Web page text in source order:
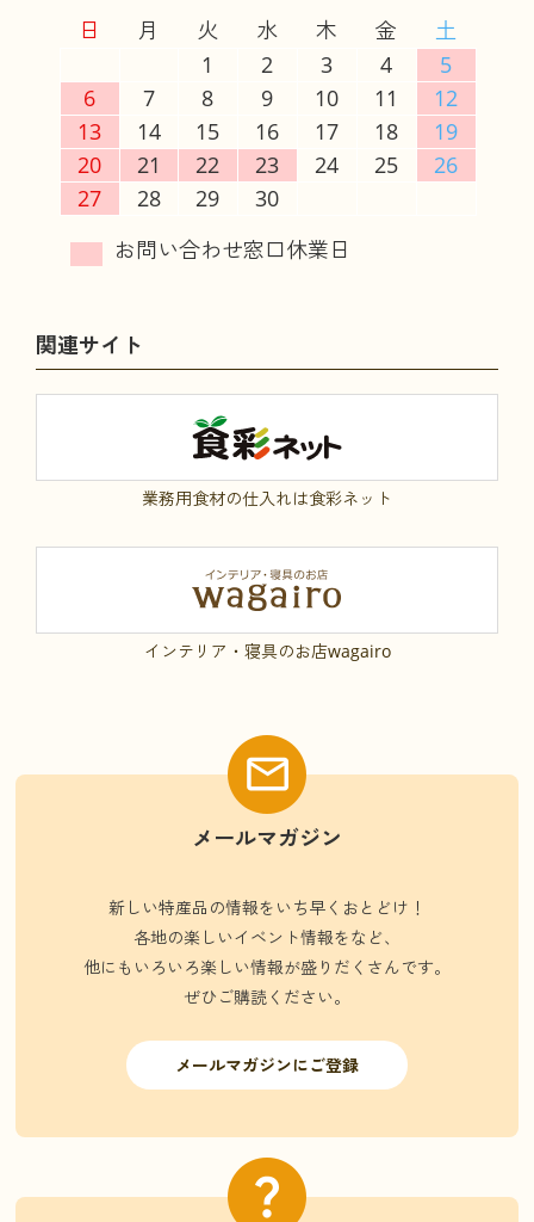
日 月 火 水 木 金
土
1
2 3 4
5
6
7 8 9 10 11
12
13
14 15 16 17 18
19
20
21 22 23 24 25
26
27
28 29 30
関連サイト
業務用食材の仕入れは食彩ネット
インテリア・寝具のお店wagairo
メールマガジン
新しい特産品の情報をいち早くおとどけ！
各地の楽しいイベント情報をなど、
他にもいろいろ楽しい情報が盛りだくさんです。
ぜひご購読ください。
メールマガジンにご登録